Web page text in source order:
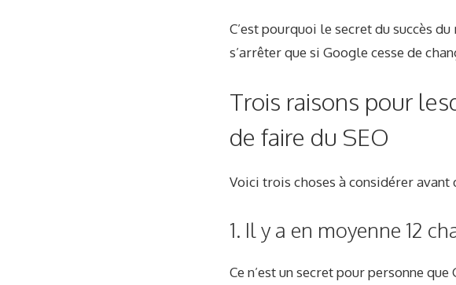
C’est pourquoi le secret du succès
s’arrêter que si Google cesse de
Trois raisons pour
de faire du SEO
Voici trois choses à considérer
1. Il y a en moyenne 12
Ce n’est un secret pour personne